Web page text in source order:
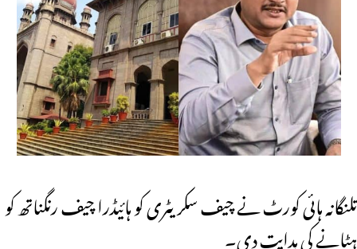
تلنگانہ ہائی کورٹ نے چیف سکریٹری کو ہائیڈرا چیف رنگناتھ کو
ہٹانے کی ہدایت دی۔